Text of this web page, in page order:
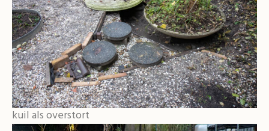
kuil als overstort